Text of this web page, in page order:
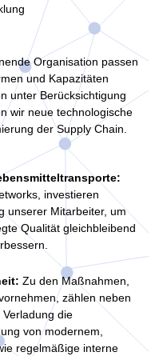
Organisation passen
und Kapazitäten
unter Berücksichtigung
wir neue technologische
der Supply Chain.
investieren
unserer Mitarbeiter, um
Qualität gleichbleibend
Zu den Maßnahmen,
zählen neben
die
von modernem,
regelmäßige interne